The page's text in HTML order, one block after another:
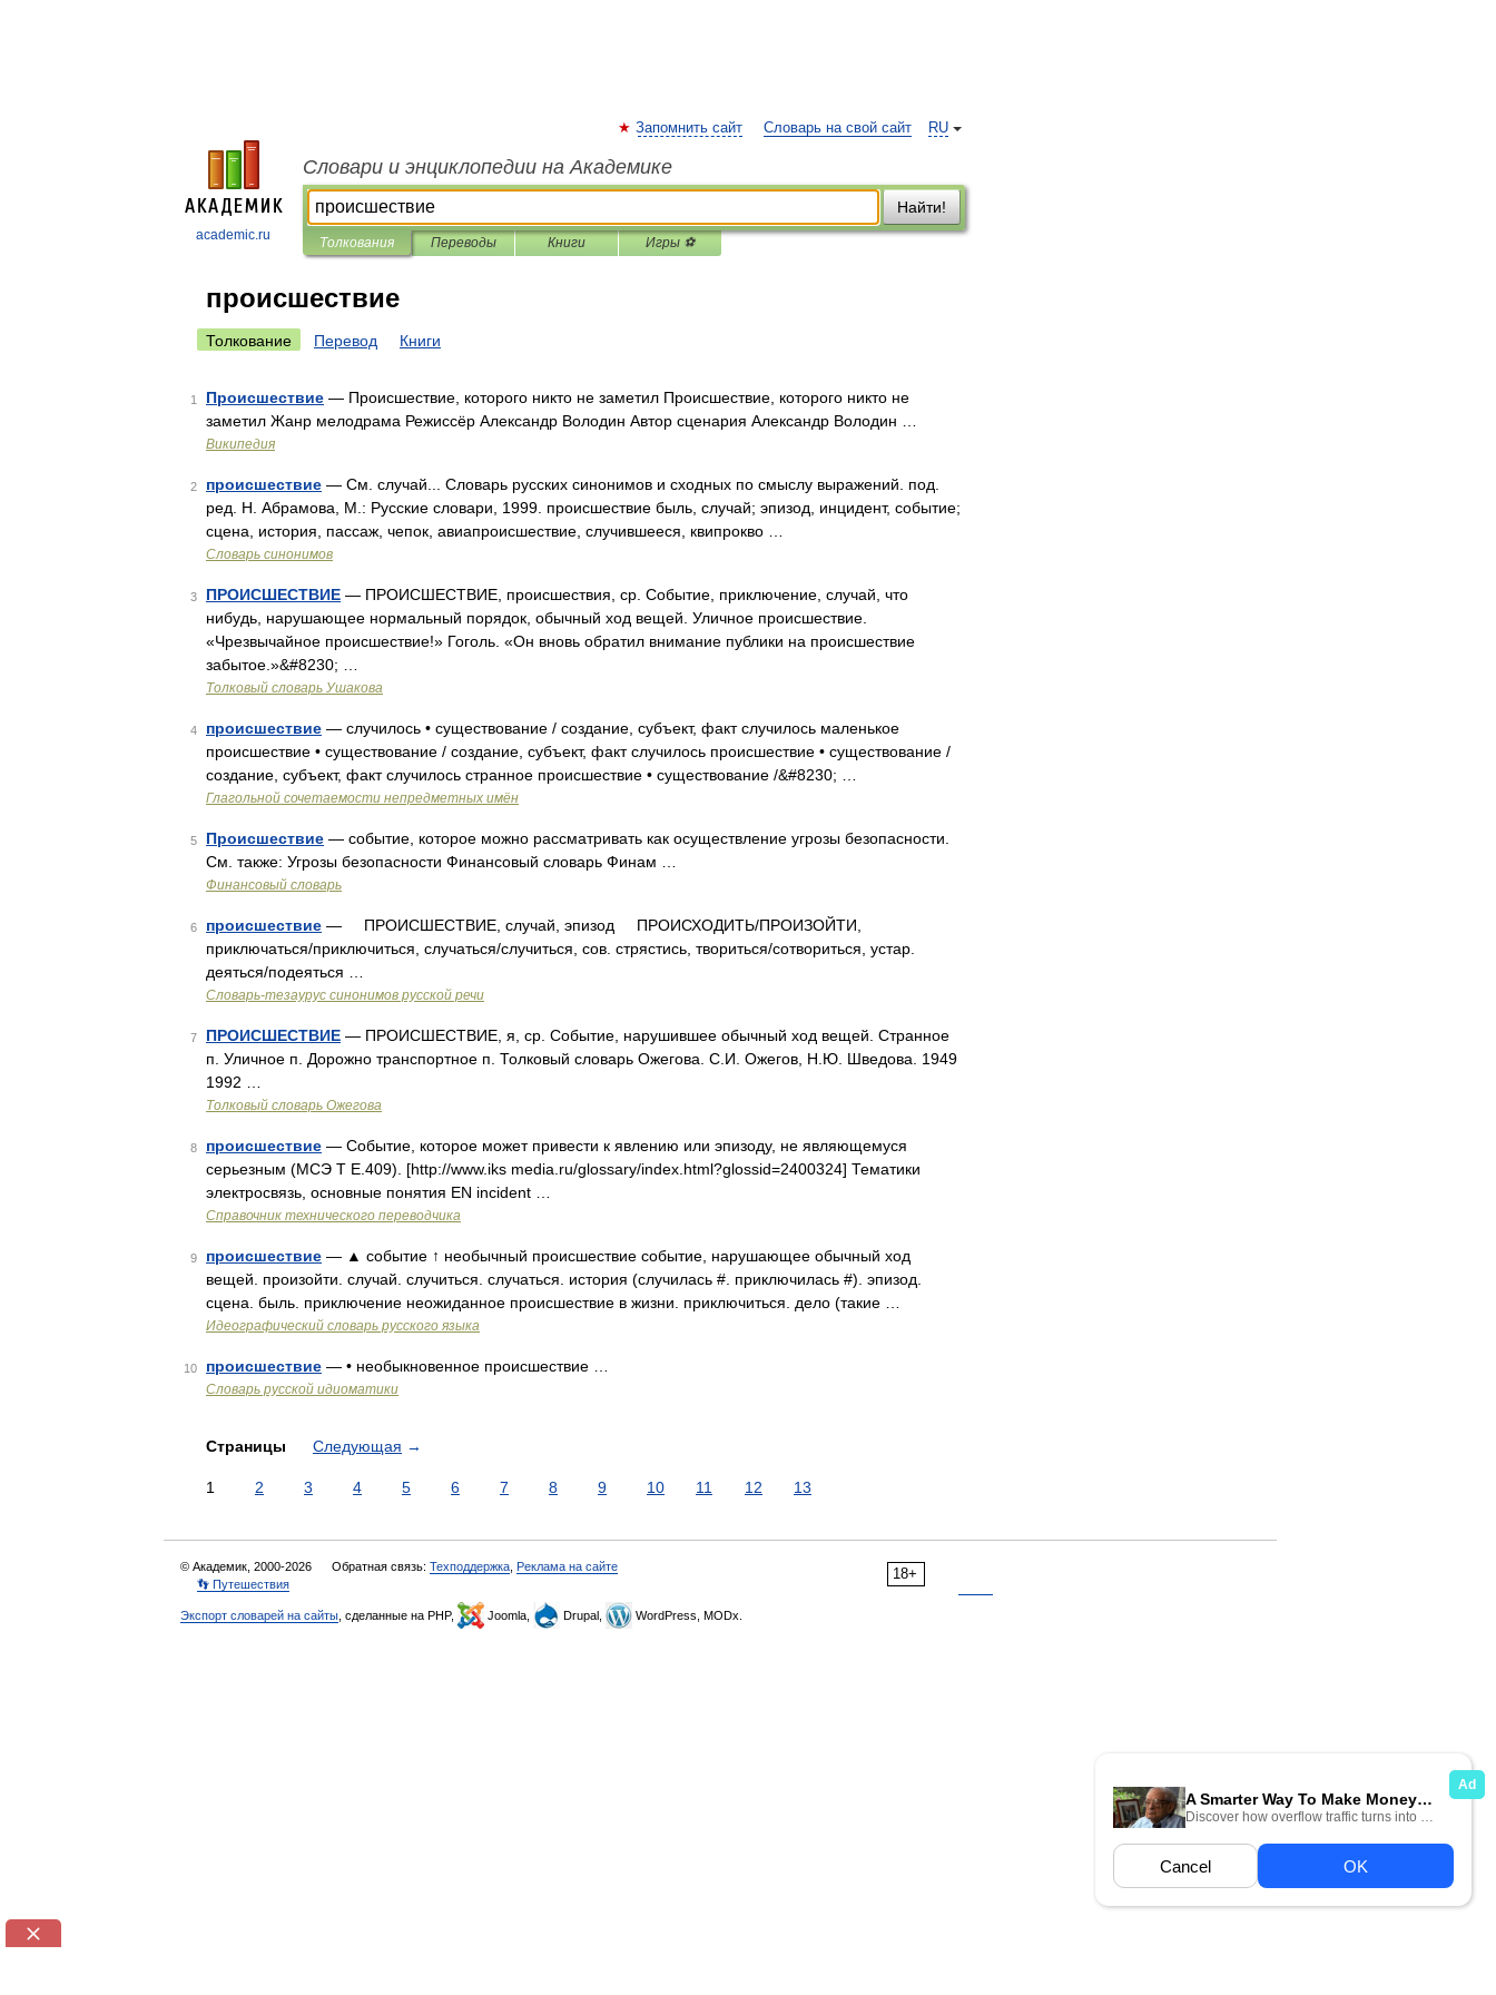
academic.ru
RU
Запомнить сайт Словарь на свой сайт
Словари и энциклопедии на Академике
Найти!
Толкования Переводы Книги Игры ⚽
происшествие
Толкование Перевод Книги
1 Происшествие — Происшествие, которого никто не заметил Происшествие, которого никто не
заметил Жанр мелодрама Режиссёр Александр Володин Автор сценария Александр Володин …
Википедия
2 происшествие — См. случай... Словарь русских синонимов и сходных по смыслу выражений. под.
ред. Н. Абрамова, М.: Русские словари, 1999. происшествие быль, случай; эпизод, инцидент, событие;
сцена, история, пассаж, чепок, авиапроисшествие, случившееся, квипрокво …
Словарь синонимов
3 ПРОИСШЕСТВИЕ — ПРОИСШЕСТВИЕ, происшествия, ср. Событие, приключение, случай, что
нибудь, нарушающее нормальный порядок, обычный ход вещей. Уличное происшествие.
«Чрезвычайное происшествие!» Гоголь. «Он вновь обратил внимание публики на происшествие
забытое.»&#8230; …
Толковый словарь Ушакова
4 происшествие — случилось • существование / создание, субъект, факт случилось маленькое
происшествие • существование / создание, субъект, факт случилось происшествие • существование /
создание, субъект, факт случилось странное происшествие • существование /&#8230; …
Глагольной сочетаемости непредметных имён
5 Происшествие — событие, которое можно рассматривать как осуществление угрозы безопасности.
См. также: Угрозы безопасности Финансовый словарь Финам …
Финансовый словарь
6 происшествие — ПРОИСШЕСТВИЕ, случай, эпизод ПРОИСХОДИТЬ/ПРОИЗОЙТИ,
приключаться/приключиться, случаться/случиться, сов. стрястись, твориться/сотвориться, устар.
деяться/подеяться …
Словарь-тезаурус синонимов русской речи
7 ПРОИСШЕСТВИЕ — ПРОИСШЕСТВИЕ, я, ср. Событие, нарушившее обычный ход вещей. Странное
п. Уличное п. Дорожно транспортное п. Толковый словарь Ожегова. С.И. Ожегов, Н.Ю. Шведова. 1949
1992 …
Толковый словарь Ожегова
8 происшествие — Событие, которое может привести к явлению или эпизоду, не являющемуся
серьезным (МСЭ Т Е.409). [http://www.iks media.ru/glossary/index.html?glossid=2400324] Тематики
электросвязь, основные понятия EN incident …
Справочник технического переводчика
9 происшествие — ▲ событие ↑ необычный происшествие событие, нарушающее обычный ход
вещей. произойти. случай. случиться. случаться. история (случилась #. приключилась #). эпизод.
сцена. быль. приключение неожиданное происшествие в жизни. приключиться. дело (такие …
Идеографический словарь русского языка
10 происшествие — • необыкновенное происшествие …
Словарь русской идиоматики
Страницы Следующая →
1 2 3 4 5 6 7 8 9 10 11 12 13
18+
© Академик, 2000-2026 Обратная связь: Техподдержка Реклама на сайте
👣 Путешествия
Экспорт словарей на сайты , сделанные на PHP, Joomla, Drupal, WordPress, MODx.